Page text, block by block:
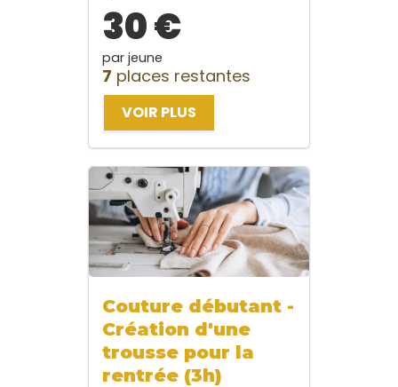
30 €
par jeune
7 places restantes
VOIR PLUS
Couture débutant -
Création d'une
trousse pour la
rentrée (3h)